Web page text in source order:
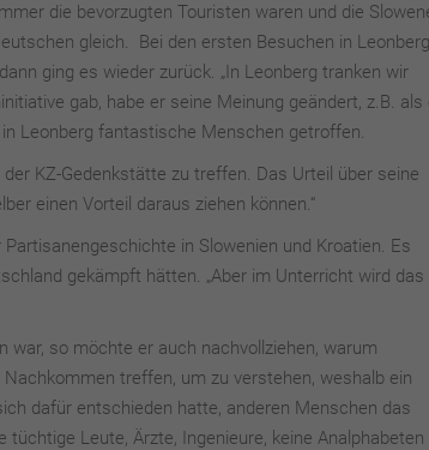
die bevorzugten Touristen waren und die
gleich. Bei den ersten Besuchen in Leonberg
ging es wieder zurück. „In Leonberg tranken wir
gab, habe er seine Meinung geändert, z.B. als
Leonberg fantastische Menschen getroffen.
KZ-Gedenkstätte zu treffen. Das Urteil über seine
einen Vorteil daraus ziehen können.“
in Slowenien und Kroatien. Es
gekämpft hätten. „Aber im Unterricht wird das
war, so möchte er auch nachvollziehen, warum
treffen, um zu verstehen, weshalb ein
dafür entschieden hatte, anderen Menschen das
Leute, Ärzte, Ingenieure, keine Analphabeten